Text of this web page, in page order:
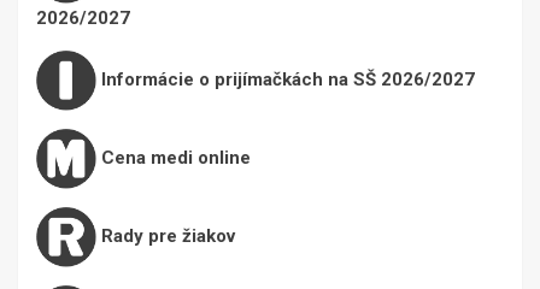
2026/2027
Informácie o prijímačkách na SŠ 2026/2027
Cena medi online
Rady pre žiakov